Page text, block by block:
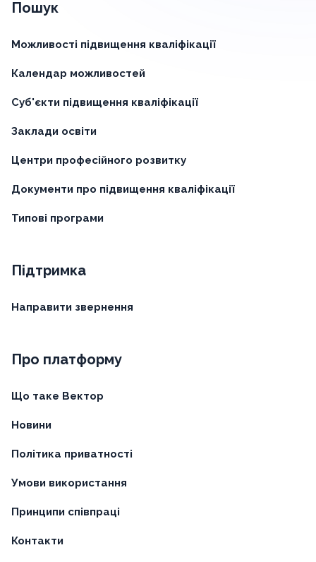
Пошук
Можливості підвищення кваліфікації
Календар можливостей
Суб'єкти підвищення кваліфікації
Заклади освіти
Центри професійного розвитку
Документи про підвищення кваліфікації
Типові програми
Підтримка
Направити звернення
Про платформу
Що таке Вектор
Новини
Політика приватності
Умови використання
Принципи співпраці
Контакти